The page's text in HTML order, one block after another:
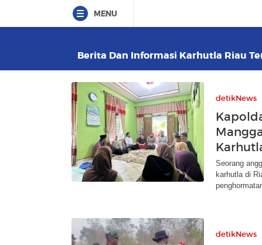
MENU
Berita Dan Informasi Karhutla Riau
detikNews
Seorang
karhutla di
detikNews